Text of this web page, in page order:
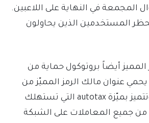
الأموال المجمعة في النهاية على اللاعبين.
يحظر المستخدمين الذين يحاولون
أيضاً بروتوكول حماية من
يحمي عنوان مالك الرمز المميّز من
الهجمات الخبيثة. وتتميز بميّزة autotax التي تستهلك
أساسي 12٪ من جميع المعاملات على الشبكة